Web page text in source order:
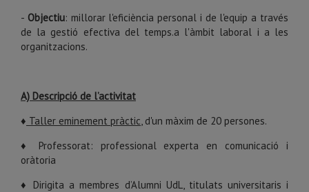
- Objectiu: millorar l'eficiència personal i de l'equip a través
de la gestió efectiva del temps.a l'àmbit laboral i a les
organitzacions.
A) Descripció de l’activitat
♦ Taller eminement pràctic, d'un màxim de 20 persones.
♦ Professorat: professional experta en comunicació i
oràtoria
♦ Dirigita a membres d’Alumni UdL, titulats universitaris i